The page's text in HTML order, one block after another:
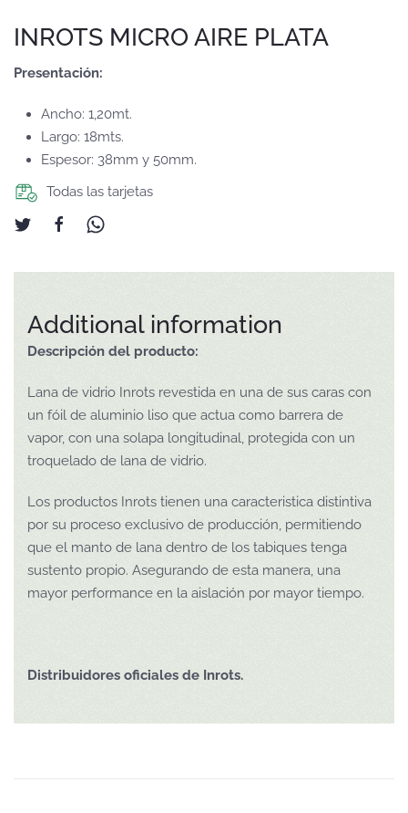
INROTS MICRO AIRE PLATA
Presentación:
Ancho: 1,20mt.
Largo: 18mts.
Espesor: 38mm y 50mm.
Todas las tarjetas
Additional information
Descripción del producto:
Lana de vidrio Inrots revestida en una de sus caras con
un fóil de aluminio liso que actua como barrera de
vapor, con una solapa longitudinal, protegida con un
troquelado de lana de vidrio.
Los productos Inrots tienen una caracteristica distintiva
por su proceso exclusivo de producción, permitiendo
que el manto de lana dentro de los tabiques tenga
sustento propio. Asegurando de esta manera, una
mayor performance en la aislación por mayor tiempo.
Distribuidores oficiales de Inrots.